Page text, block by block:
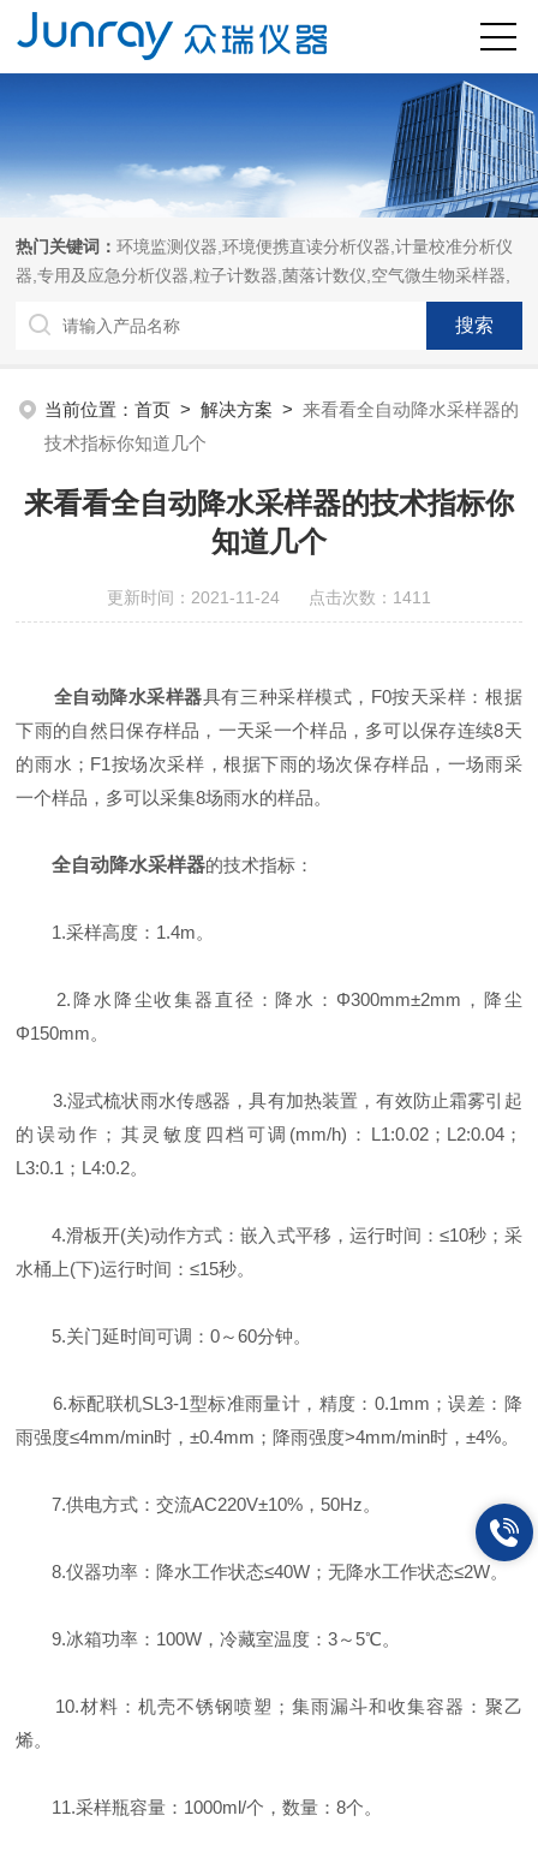
热门关键词：环境监测仪器,环境便携直读分析仪器,计量校准分析仪
器,专用及应急分析仪器,粒子计数器,菌落计数仪,空气微生物采样器,
当前位置：首页 >解决方案 >来看看全自动降水采样器的
技术指标你知道几个
来看看全自动降水采样器的技术指标你
知道几个
更新时间：2021-11-24 点击次数：1411
全自动降水采样器具有三种采样模式，F0按天采样：根据
下雨的自然日保存样品，一天采一个样品，多可以保存连续8天
的雨水；F1按场次采样，根据下雨的场次保存样品，一场雨采
一个样品，多可以采集8场雨水的样品。
全自动降水采样器的技术指标：
1.采样高度：1.4m。
2.降水降尘收集器直径：降水：Φ300mm±2mm，降尘
Φ150mm。
3.湿式梳状雨水传感器，具有加热装置，有效防止霜雾引起
的误动作；其灵敏度四档可调(mm/h)：L1:0.02；L2:0.04；
L3:0.1；L4:0.2。
4.滑板开(关)动作方式：嵌入式平移，运行时间：≤10秒；采
水桶上(下)运行时间：≤15秒。
5.关门延时间可调：0～60分钟。
6.标配联机SL3-1型标准雨量计，精度：0.1mm；误差：降
雨强度≤4mm/min时，±0.4mm；降雨强度>4mm/min时，±4%。
7.供电方式：交流AC220V±10%，50Hz。
8.仪器功率：降水工作状态≤40W；无降水工作状态≤2W。
9.冰箱功率：100W，冷藏室温度：3～5℃。
10.材料：机壳不锈钢喷塑；集雨漏斗和收集容器：聚乙
烯。
11.采样瓶容量：1000ml/个，数量：8个。